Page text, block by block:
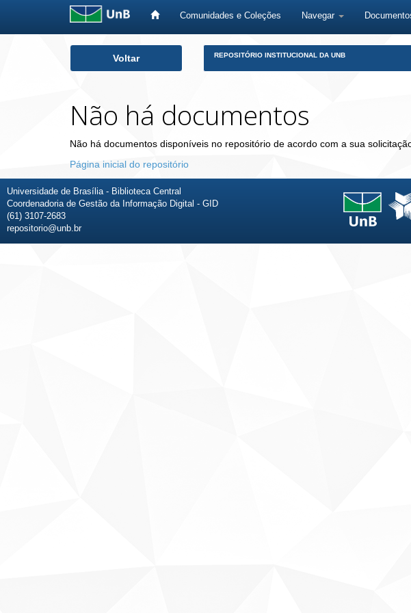
Comunidades e Coleções Navegar
Voltar REPOSITÓRIO INSTITUCIONAL DA UNB
Não há documentos
Não há documentos disponíveis no repositório de acordo com a sua
Página inicial do repositório
Universidade de Brasília - Biblioteca Central
Coordenadoria de Gestão da Informação Digital - GID
(61) 3107-2683
repositorio@unb.br